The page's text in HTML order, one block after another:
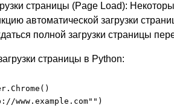
страницы (Page Load):
автоматической загрузки
полной загрузки страницы
страницы в Python: